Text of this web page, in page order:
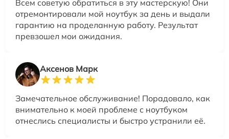
Всем советую обратиться в эту мастерскую! Они
отремонтировали мой ноутбук за день и выдали
гарантию на проделанную работу. Результат
превзошел мои ожидания.
Аксенов Марк
Замечательное обслуживание! Порадовало, как
внимательно к моей проблеме с ноутбуком
отнеслись специалисты и быстро устранили её.